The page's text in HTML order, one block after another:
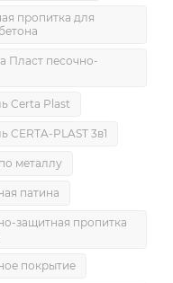
пропитка для
Пласт песочно-
Certa Plast
CERTA-PLAST 3в1
металлу
патина
защитная пропитка
покрытие